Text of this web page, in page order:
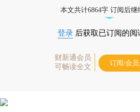
本文共计6864字 订阅后继
登录 后获取已订阅的阅
财新通会员
可畅读全文
订阅/会员